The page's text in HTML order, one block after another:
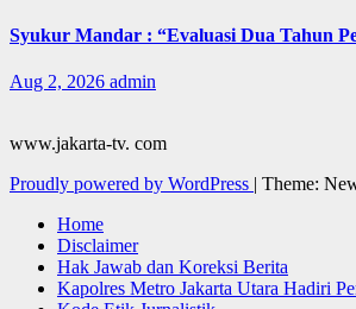
Syukur Mandar : “Evaluasi Dua Tahun
Aug 2, 2026 admin
www.jakarta-tv. com
Proudly powered by WordPress | Theme:
Home
Disclaimer
Hak Jawab dan Koreksi Berita
Kapolres Metro Jakarta Utara Hadiri